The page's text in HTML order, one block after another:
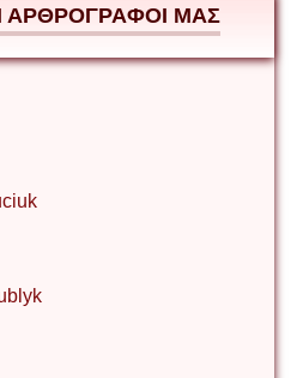
ΑΡΘΡΟΓΡΑΦΟΙ ΜΑΣ